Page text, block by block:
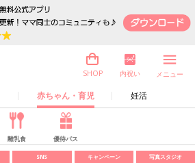
赤ちゃん・育児 妊活
SHOP 内祝い メニュー
離乳食 優待パス
SNS キャンペーン 写真スタジオ